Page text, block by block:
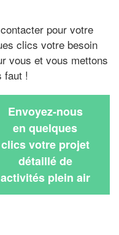
pour votre
clics votre besoin
vous et vous mettons
faut !
Envoyez-nous
en quelques
clics votre projet
détaillé de
activités plein air